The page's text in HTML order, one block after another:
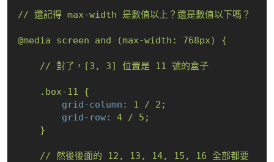
// 還記得 max-width 是數值以上？還是數值以下嗎？
@media screen and (max-width: 768px) {
// 對了，[3, 3] 位置是 11 號的盒子
.box-11
{
grid-column:
1 / 2 ;
grid-row:
4 / 5 ;
}
// 然後後面的 12 , 13 , 14, 15 , 16 全部都要